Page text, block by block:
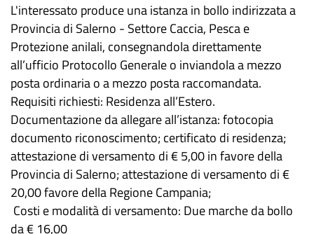
L'interessato produce una istanza in bollo indirizzata a
Provincia di Salerno - Settore Caccia, Pesca e
Protezione anilali, consegnandola direttamente
all’ufficio Protocollo Generale o inviandola a mezzo
posta ordinaria o a mezzo posta raccomandata.
Requisiti richiesti: Residenza all’Estero.
Documentazione da allegare all’istanza: fotocopia
documento riconoscimento; certificato di residenza;
attestazione di versamento di € 5,00 in favore della
Provincia di Salerno; attestazione di versamento di €
20,00 favore della Regione Campania;
Costi e modalità di versamento: Due marche da bollo
da € 16,00